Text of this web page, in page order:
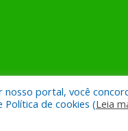
nosso portal, você
de cookies (Leia